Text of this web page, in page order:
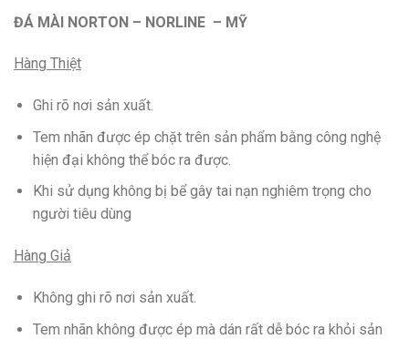
ĐÁ MÀI NORTON – NORLINE – MỸ
Hàng Thiệt
Ghi rõ nơi sản xuất.
Tem nhãn được ép chặt trên sản phẩm bằng công nghệ
hiện đại không thể bóc ra được.
Khi sử dụng không bị bể gây tai nạn nghiêm trọng cho
người tiêu dùng
Hàng Giả
Không ghi rõ nơi sản xuất.
Tem nhãn không được ép mà dán rất dễ bóc ra khỏi sản